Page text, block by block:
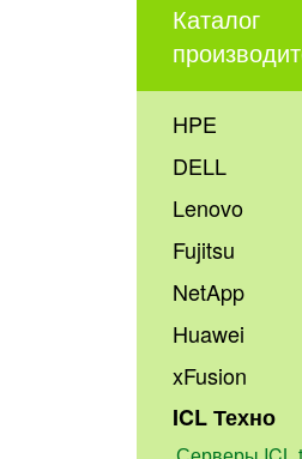
Каталог
HPE
DELL
Lenovo
Fujitsu
NetApp
Huawei
xFusion
ICL Техно